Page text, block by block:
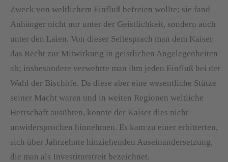
Zweck von weltlichem Einfluß befreien wollte; sie fand
Anhänger nicht nur unter der Geistlichkeit, sondern auch
unter den Laien. Von dieser Seitesprach man dem Kaiser
das Recht zur Mitwirkung in geistlichen Angelegenheiten
ab; insbesondere verwehrte man ihm jeden Einfluß bei der
Wahl der Bischöfe. Da diese aber eine wesentliche Stütze
seiner Macht waren und in weiten Regionen weltliche
Herrschaft ausübten, konnte der Kaiser dies nicht
unwidersprochen hinnehmen. Es kam zu einer erbitterten,
sich über Jahrzehnte hinziehenden Auseinandersetzung,
die man als Investiturstreit bezeichnet.